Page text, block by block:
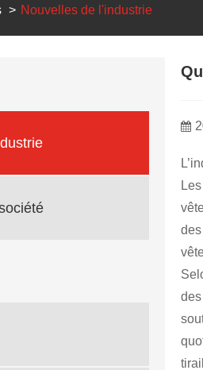
Nouvelles de l'industrie